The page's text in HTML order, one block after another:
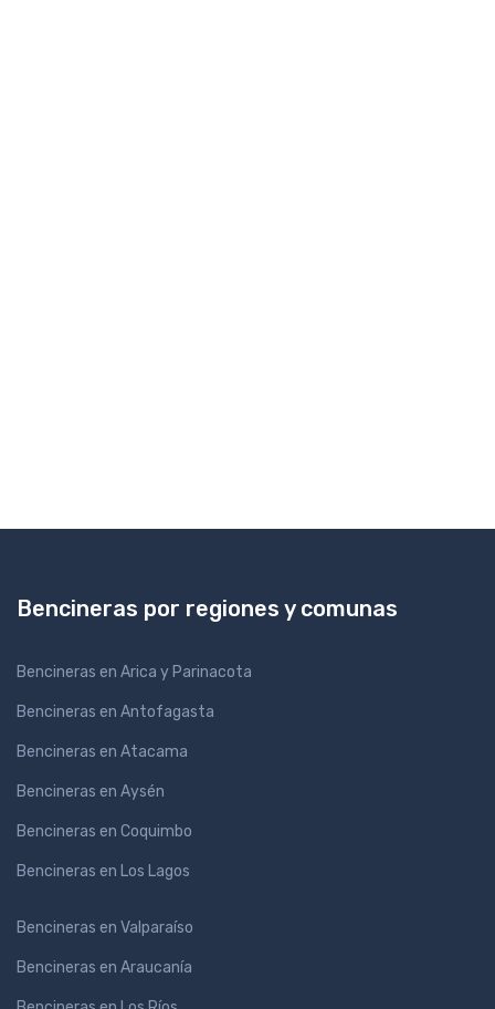
Bencineras por regiones y comunas
Bencineras en Arica y Parinacota
Bencineras en Antofagasta
Bencineras en Atacama
Bencineras en Aysén
Bencineras en Coquimbo
Bencineras en Los Lagos
Bencineras en Valparaíso
Bencineras en Araucanía